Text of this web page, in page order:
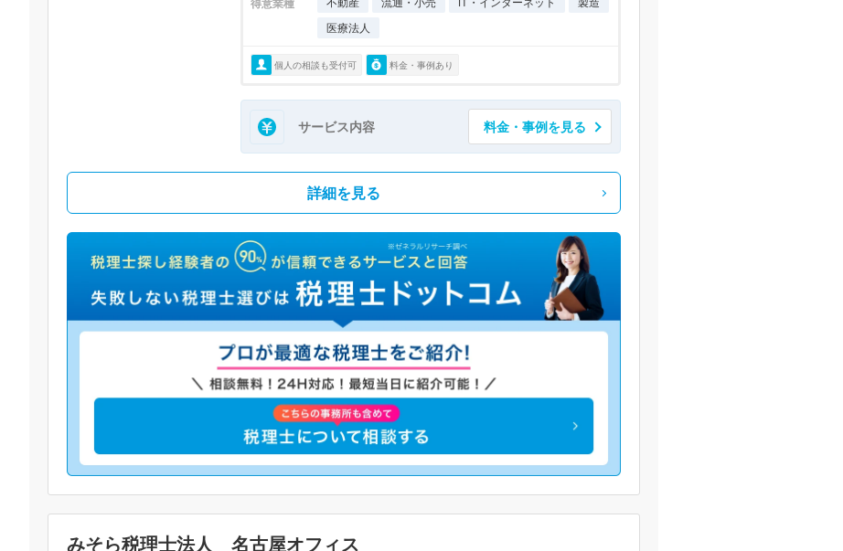
得意業種
医療法人
個人の相談も受付可 料金・事例あり
サービス内容 料金・事例を見る
詳細を見る
みそら税理士法人 名古屋オフィス